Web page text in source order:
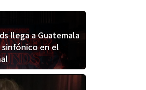
llega a Guatemala
en el